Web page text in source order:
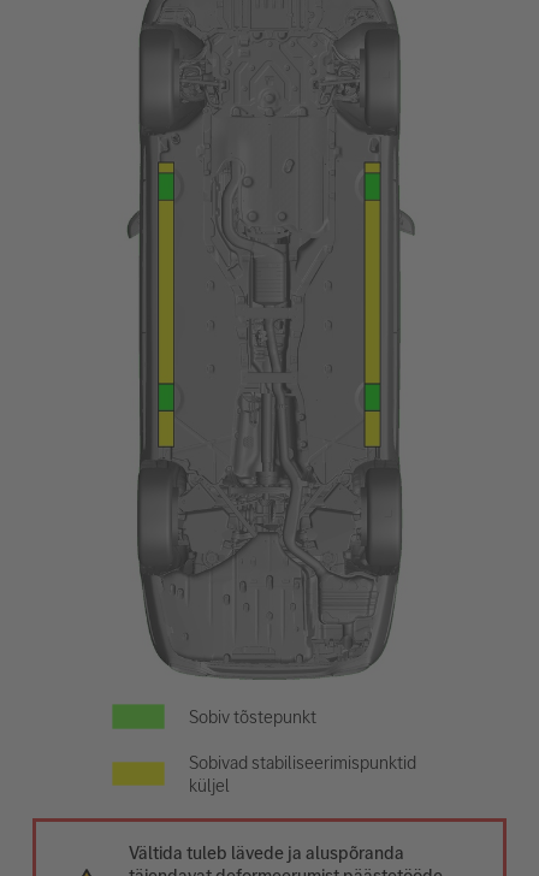
Sobiv tõstepunkt
Sobivad stabiliseerimispunktid
küljel
Vältida tuleb lävede ja aluspõranda